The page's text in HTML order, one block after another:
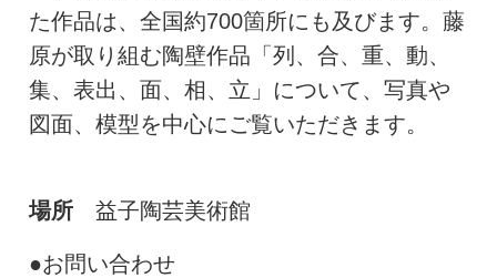
た作品は、全国約700箇所にも及びます。藤
原が取り組む陶壁作品「列、合、重、動、
集、表出、面、相、立」について、写真や
図面、模型を中心にご覧いただきます。
場所益子陶芸美術館
●お問い合わせ